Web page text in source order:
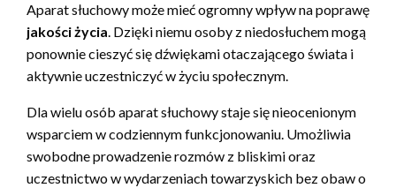
Aparat słuchowy może mieć ogromny wpływ na poprawę
jakości życia. Dzięki niemu osoby z niedosłuchem mogą
ponownie cieszyć się dźwiękami otaczającego świata i
aktywnie uczestniczyć w życiu społecznym.
Dla wielu osób aparat słuchowy staje się nieocenionym
wsparciem w codziennym funkcjonowaniu. Umożliwia
swobodne prowadzenie rozmów z bliskimi oraz
uczestnictwo w wydarzeniach towarzyskich bez obaw o